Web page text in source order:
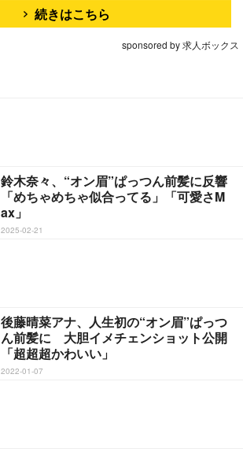
続きはこちら
sponsored by 求人ボックス
鈴木奈々、“オン眉”ぱっつん前髪に反響
「めちゃめちゃ似合ってる」「可愛さM
ax」
2025-02-21
後藤晴菜アナ、人生初の“オン眉”ぱっつ
ん前髪に 大胆イメチェンショット公開
「超超超かわいい」
2022-01-07